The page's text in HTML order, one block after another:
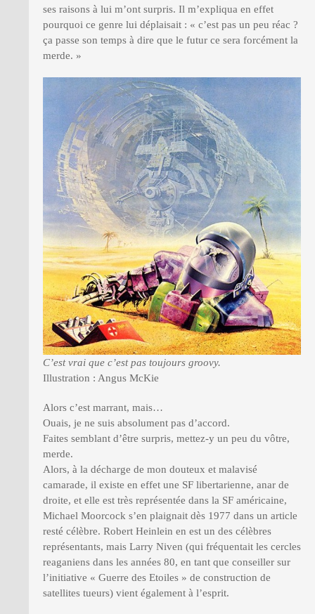
ses raisons à lui m’ont surpris. Il m’expliqua en effet
pourquoi ce genre lui déplaisait : « c’est pas un peu réac ?
ça passe son temps à dire que le futur ce sera forcément la
merde. »
C’est vrai que c’est pas toujours groovy.
Illustration : Angus McKie
Alors c’est marrant, mais…
Ouais, je ne suis absolument pas d’accord.
Faites semblant d’être surpris, mettez-y un peu du vôtre,
merde.
Alors, à la décharge de mon douteux et malavisé
camarade, il existe en effet une SF libertarienne, anar de
droite, et elle est très représentée dans la SF américaine,
Michael Moorcock s’en plaignait dès 1977 dans un article
resté célèbre. Robert Heinlein en est un des célèbres
représentants, mais Larry Niven (qui fréquentait les cercles
reaganiens dans les années 80, en tant que conseiller sur
l’initiative « Guerre des Etoiles » de construction de
satellites tueurs) vient également à l’esprit.